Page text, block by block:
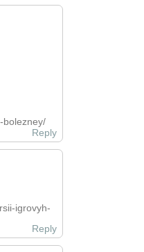
bolezney/
Reply
igrovyh-
Reply